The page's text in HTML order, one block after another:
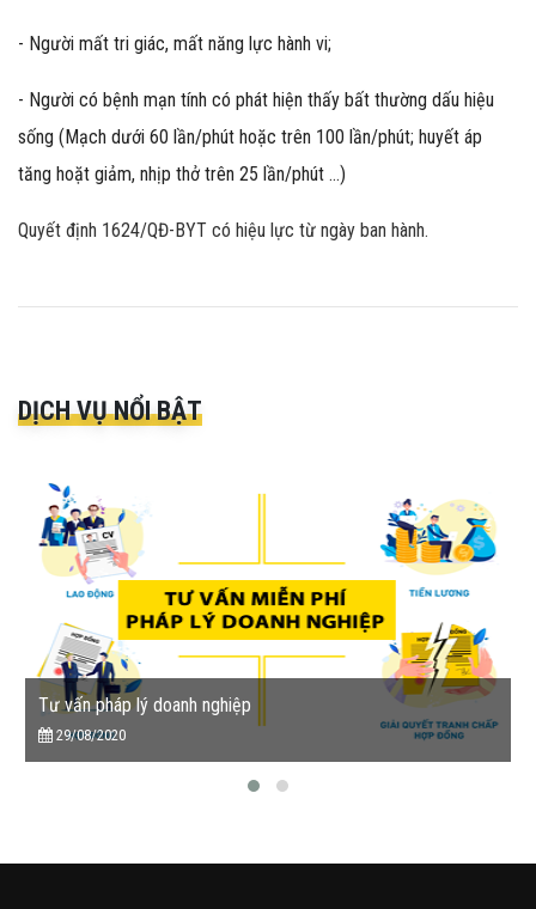
- Người mất tri giác, mất năng lực hành vi;
- Người có bệnh mạn tính có phát hiện thấy bất thường dấu hiệu
sống (Mạch dưới 60 lần/phút hoặc trên 100 lần/phút; huyết áp
tăng hoặt giảm, nhịp thở trên 25 lần/phút …)
Quyết định 1624/QĐ-BYT có hiệu lực từ ngày ban hành.
DỊCH VỤ NỔI BẬT
Tư vấn pháp lý doanh nghiệp
29/08/2020